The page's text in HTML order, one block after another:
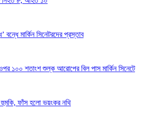
বন্ধে মার্কিন সিনেটরদের প্রস্তাব
১০০ শতাংশ শুল্ক আরোপের বিল পাস মার্কিন সিনেটে
হুমকি, ফাঁস হলো ভয়ংকর নথি